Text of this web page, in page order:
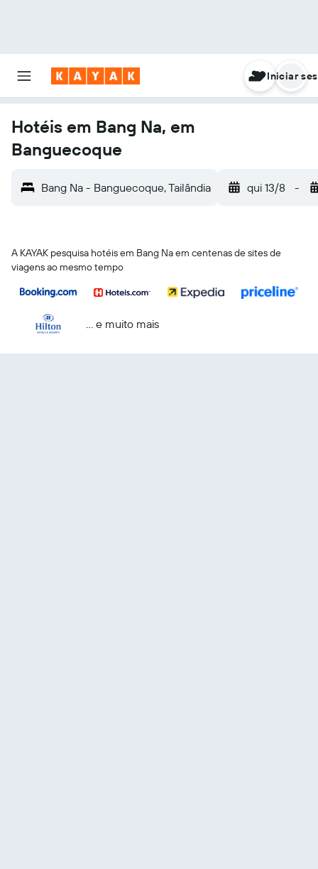
Iniciar
Hotéis em Bang Na, em
Banguecoque
Bang Na - Banguecoque, Tailândia qui 13/8 -
A KAYAK pesquisa hotéis em Bang Na em centenas de sites de
viagens ao mesmo tempo
... e muito mais